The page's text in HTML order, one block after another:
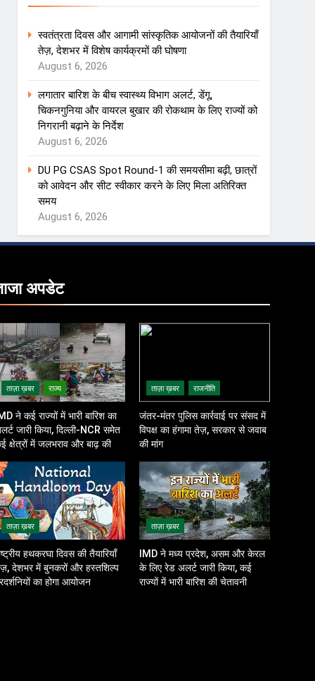
स्वतंत्रता दिवस और आगामी सांस्कृतिक आयोजनों की तैयारियाँ
तेज़, देशभर में विशेष कार्यक्रमों की घोषणा
August 6, 2026
लगातार बारिश के बीच स्वास्थ्य विभाग अलर्ट, डेंगू,
चिकनगुनिया और वायरल बुखार की रोकथाम के लिए राज्यों को
निगरानी बढ़ाने के निर्देश
August 6, 2026
DU PG CSAS Spot Round-1 की समयसीमा बढ़ी, छात्रों
को आवेदन और सीट स्वीकार करने के लिए मिला अतिरिक्त
समय
August 6, 2026
अपडेट
ताज़ा ख़बर राज्य
ने कई राज्यों में भारी बारिश का
जारी किया, दिल्ली-NCR समेत
क्षेत्रों में जलभराव और बाढ़ की
ताज़ा ख़बर राजनीति
जंतर-मंतर पुलिस कार्रवाई पर संसद में
विपक्ष का हंगामा तेज़, सरकार से जवाब
की मांग
ताज़ा ख़बर
हथकरघा दिवस की तैयारियाँ
देशभर में बुनकरों और हस्तशिल्प
का होगा आयोजन
ताज़ा ख़बर
IMD ने मध्य प्रदेश, असम और केरल
के लिए रेड अलर्ट जारी किया, कई
राज्यों में भारी बारिश की चेतावनी